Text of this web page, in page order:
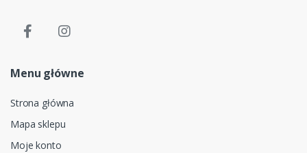
Menu główne
Strona główna
Mapa sklepu
Moje konto